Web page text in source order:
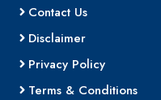
Contact Us
Disclaimer
Privacy Policy
Terms & Conditions